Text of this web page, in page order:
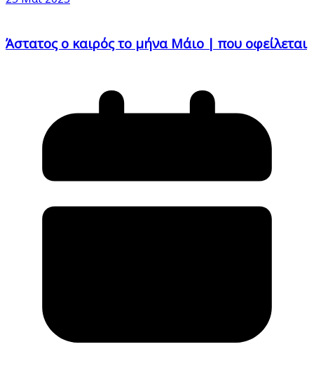
Άστατος ο καιρός το μήνα Μάιο | που οφείλεται